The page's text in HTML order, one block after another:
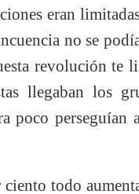
eran
no se
revolución te
llegaban los
poco
todo